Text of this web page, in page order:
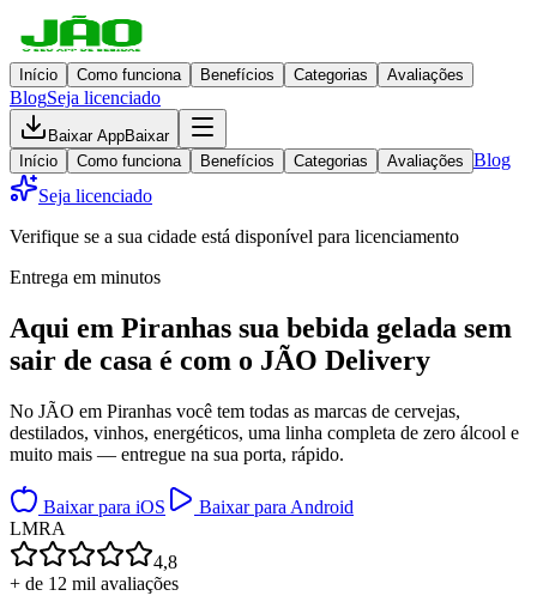
Início Como funciona Benefícios Categorias Avaliações
BlogSeja licenciado
Baixar AppBaixar
Início
Como funciona Benefícios Categorias Avaliações Blog
Seja licenciado
Verifique se a sua cidade está disponível para licenciamento
Entrega em minutos
Aqui em Piranhas sua bebida gelada sem
sair de casa é com o JÃO Delivery
No JÃO em Piranhas você tem todas as marcas de cervejas,
destilados, vinhos, energéticos, uma linha completa de zero álcool e
muito mais — entregue na sua porta, rápido.
Baixar para iOS
Baixar para Android
LMRA
4,8
+ de 12 mil avaliações